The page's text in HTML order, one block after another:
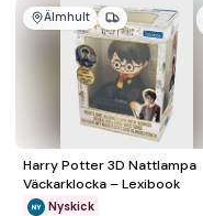
Älmhult
Harry Potter 3D Nattlampa
Väckarklocka – Lexibook
Nyskick